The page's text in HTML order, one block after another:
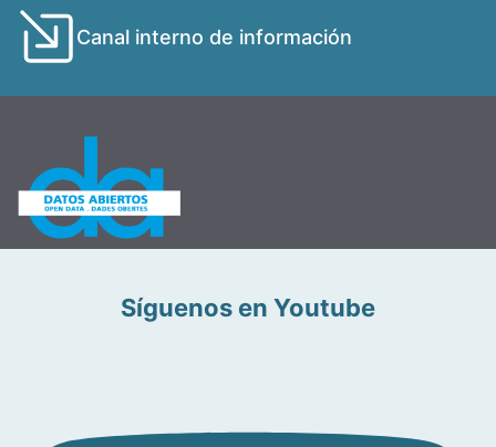
Canal interno de información
Síguenos en Youtube